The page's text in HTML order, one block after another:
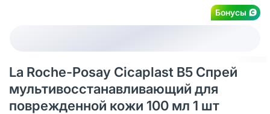
Бонусы
La Roche-Posay Cicaplast B5 Спрей
мультивосстанавливающий для
поврежденной кожи 100 мл 1 шт